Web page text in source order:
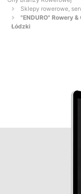
Sklepy rowerowe,
"ENDURO" Rowery
Łódzki